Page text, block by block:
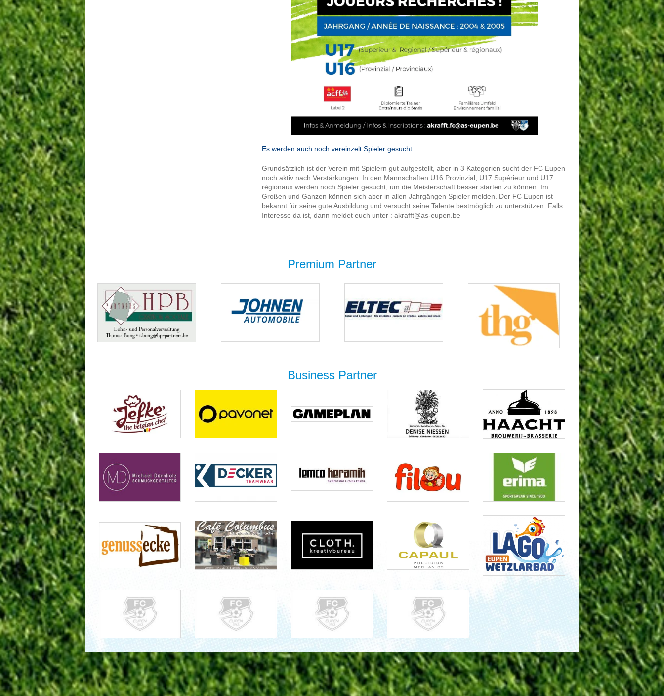
Es werden auch noch vereinzelt Spieler gesucht
Grundsätzlich ist der Verein mit Spielern gut aufgestellt, aber in 3 Kategorien sucht der FC Eupen
noch aktiv nach Verstärkungen. In den Mannschaften U16 Provinzial, U17 Supérieur und U17
régionaux werden noch Spieler gesucht, um die Meisterschaft besser starten zu können. Im
Großen und Ganzen können sich aber in allen Jahrgängen Spieler melden. Der FC Eupen ist
bekannt für seine gute Ausbildung und versucht seine Talente bestmöglich zu unterstützen. Falls
Interesse da ist, dann meldet euch unter : akrafft@as-eupen.be
Premium Partner
Business Partner